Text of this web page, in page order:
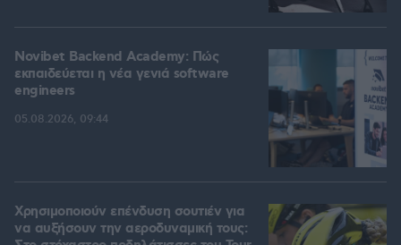
Novibet Backend Academy: Πώς
εκπαιδεύεται η νέα γενιά software
engineers
05.08.2026, 09:44
Χρησιμοποιούν επένδυση σουτιέν για
να αυξήσουν την αεροδυναμική τους: